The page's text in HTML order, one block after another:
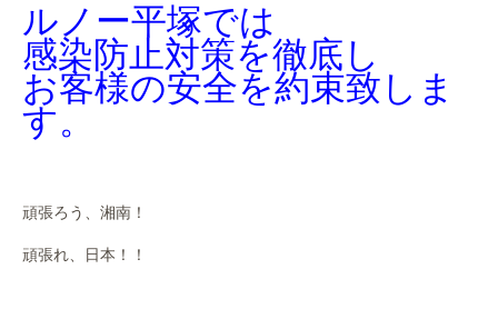
ルノー平塚では
感染防止対策を徹底し
お客様の安全を約束致しま
す。
頑張ろう、湘南！
頑張れ、日本！！